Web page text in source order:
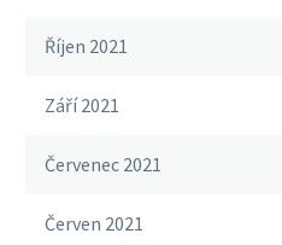
Říjen 2021
Září 2021
Červenec 2021
Červen 2021